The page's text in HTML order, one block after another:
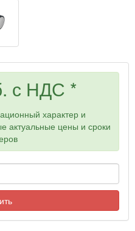
с НДС *
характер и
актуальные цены и сроки